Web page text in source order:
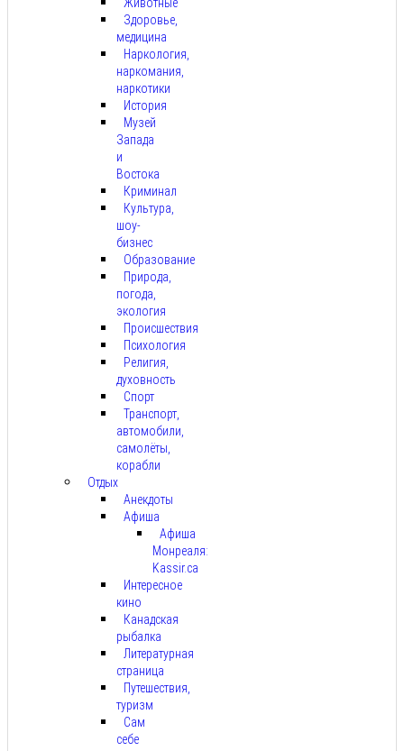
Здоровье,
медицина
Наркология,
наркомания,
наркотики
История
Музей
Запада
и
Востока
Криминал
Культура,
шоу-
бизнес
Образование
Природа,
погода,
экология
Происшествия
Психология
Религия,
духовность
Спорт
Транспорт,
автомобили,
самолёты,
корабли
Отдых
Анекдоты
Афиша
Афиша
Монреаля:
Kassir.ca
Интересное
кино
Канадская
рыбалка
Литературная
страница
Путешествия,
туризм
Сам
себе